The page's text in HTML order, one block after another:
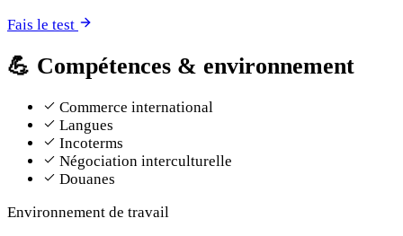
Fais le test
💪 Compétences & environnement
Commerce international
Langues
Incoterms
Négociation interculturelle
Douanes
Environnement de travail